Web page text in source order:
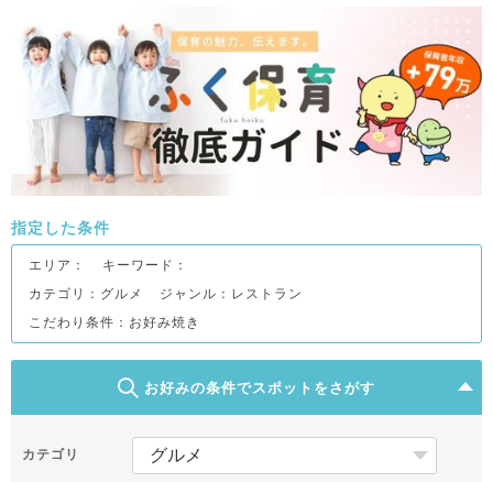
指定した条件
エリア：
キーワード：
カテゴリ：グルメ
ジャンル：レストラン
こだわり条件： お好み焼き
お好みの条件でスポットをさがす
カテゴリ